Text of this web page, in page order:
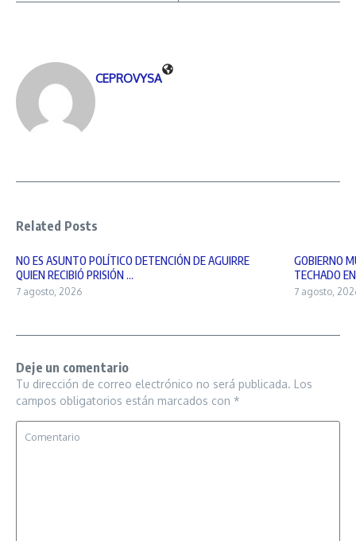
CEPROVYSA
Related Posts
NO ES ASUNTO POLÍTICO DETENCIÓN DE AGUIRRE
QUIEN RECIBIÓ PRISIÓN ...
7 agosto, 2026
GOBIERNO
TECHADO
7 agosto,
Deje un comentario
Tu dirección de correo electrónico no será publicada. Los
campos obligatorios están marcados con *